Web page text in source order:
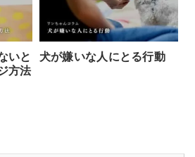
いと
方法
犬が嫌いな人にとる行動